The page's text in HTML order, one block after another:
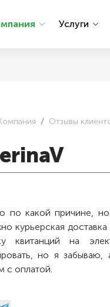
Услуги
Отзывы
по какой причине,
курьерская
квитанций на
но я забываю,
с оплатой.